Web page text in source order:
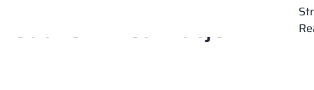
Gdańsk – realizacje